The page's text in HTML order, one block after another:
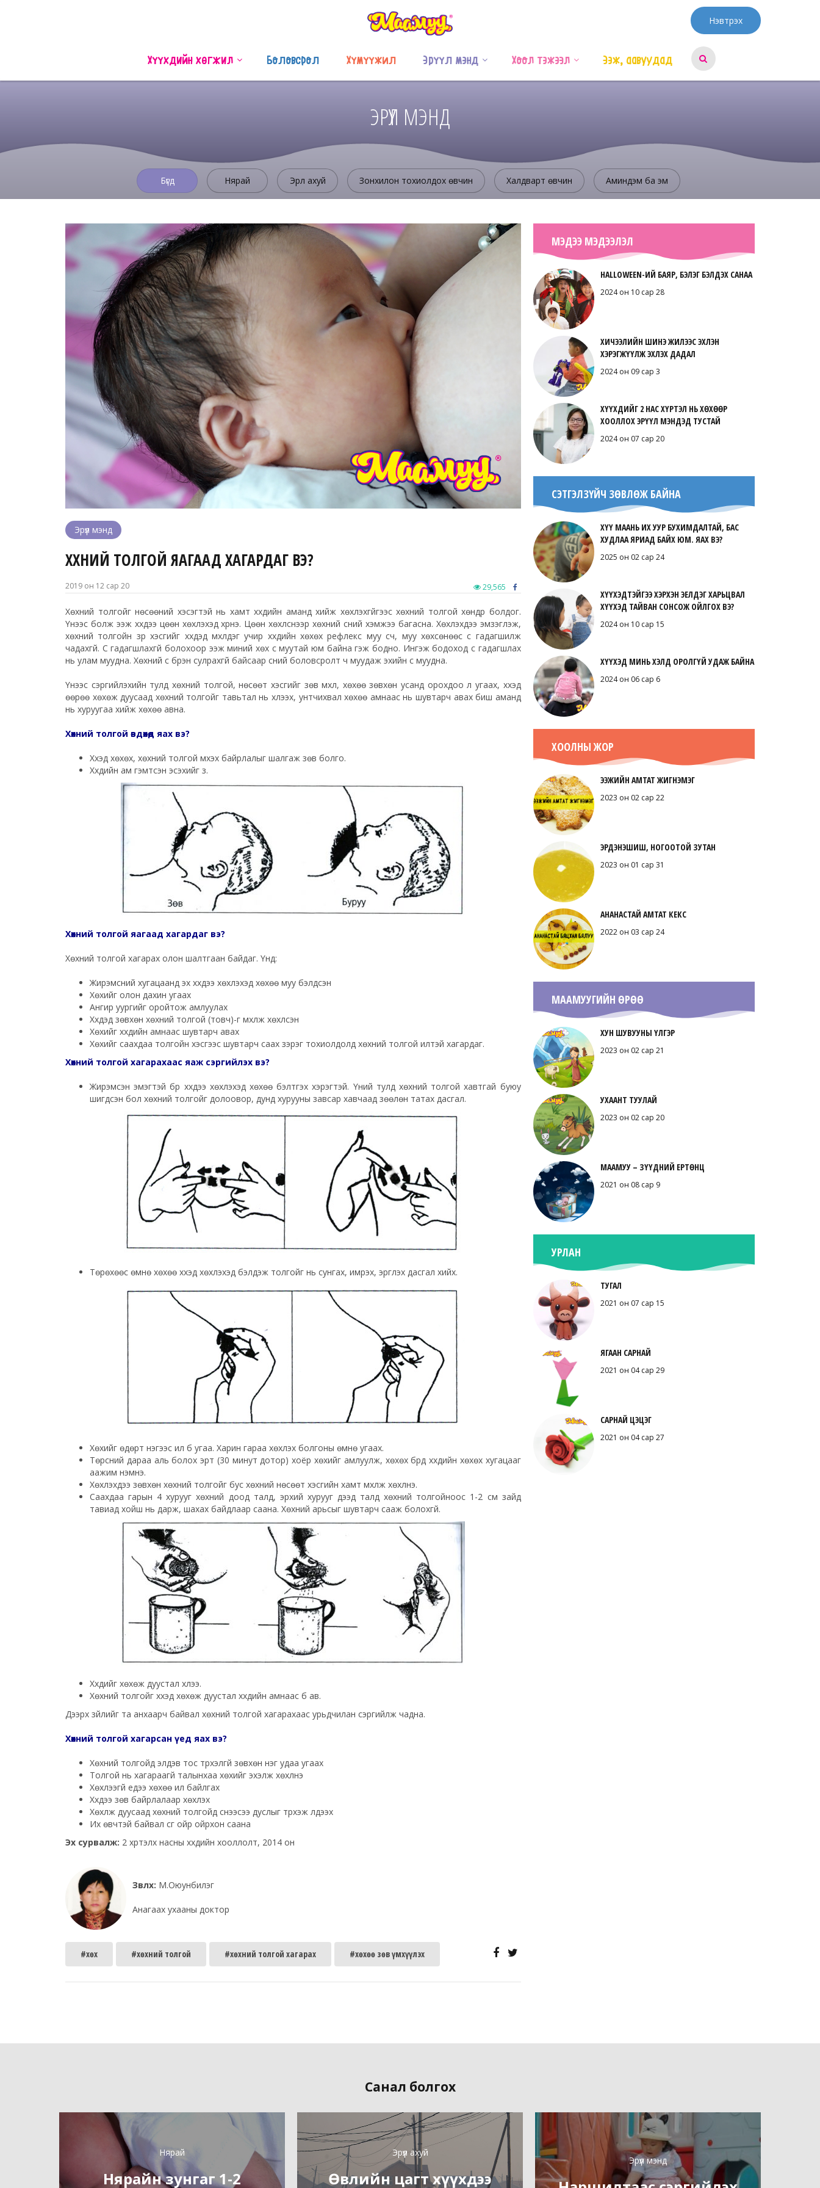
Нэвтрэх
Хүүхдийн хөгжил Боловсрол Хүмүүжил Эрүүл мэнд Хоол тэжээл Ээж, аавуудад
ЭРҮҮЛ МЭНД
Бүгд Нярай Эрүүл ахуй Зонхилон тохиолдох өвчин Халдварт өвчин Аминдэм ба эм
Эрүүл мэнд
ХӨХНИЙ ТОЛГОЙ ЯАГААД ХАГАРДАГ ВЭ?
2019 он 12 сар 20 29,565
Хөхний толгойг нөсөөний хэсэгтэй нь хамт хүүхдийн аманд хийж хөхүүлэхгүйгээс хөхний толгой хөндүүр болдог.
Үүнээс болж ээж хүүхдээ цөөн хөхүүлэхэд хүрнэ. Цөөн хөхүүлснээр хөхний сүүний хэмжээ багасна. Хөхүүлэхдээ эмзэглэж,
хөхний толгойн үзүүр хэсгийг хүүхдэд үмхүүлдэг учир хүүхдийн хөхөх рефлекс муу үүсч, муу хөхсөнөөс сүү гадагшилж
чадахгүй. Сүү гадагшлахгүй болохоор ээж миний хөх сүү муутай юм байна гэж бодно. Ингэж бодоход сүү гадагшлах
нь улам муудна. Хөхний сүү бүрэн сулрахгүй байсаар сүүний боловсролт ч муудаж эхийн сүү муудна.
Үүнээс сэргийлэхийн тулд хөхний толгой, нөсөөт хэсгийг зөв үмхүүл, хөхөө зөвхөн усанд орохдоо л угаах, хүүхэд
өөрөө хөхөж дуусаад хөхний толгойг тавьтал нь хүлээх, унтчихвал хөхөө амнаас нь шувтарч авах биш аманд
нь хуруугаа хийж хөхөө авна.
Хөхний толгой өвдөхөд яах вэ?
Хүүхэд хөхөх, хөхний толгой үмхэх байрлалыг шалгаж зөв болго.
Хүүхдийн ам гэмтсэн эсэхийг үз.
Хөхний толгой яагаад хагардаг вэ?
Хөхний толгой хагарах олон шалтгаан байдаг. Үүнд:
Жирэмсний хугацаанд эх хүүхдээ хөхүүлэхэд хөхөө муу бэлдсэн
Хөхийг олон дахин угаах
Ангир уургийг оройтож амлуулах
Хүүхдэд зөвхөн хөхний толгой (товч)-г үмхүүлж хөхүүлсэн
Хөхийг хүүхдийн амнаас шувтарч авах
Хөхийг саахдаа толгойн хэсгээс шувтарч саах зэрэг тохиолдолд хөхний толгой илүүтэй хагардаг.
Хөхний толгой хагарахаас яаж сэргийлэх вэ?
Жирэмсэн эмэгтэй бүр хүүхдээ хөхүүлэхэд хөхөө бэлтгэх хэрэгтэй. Үүний тулд хөхний толгой хавтгай буюу
шигдсэн бол хөхний толгойг долоовор, дунд хурууны завсар хавчаад зөөлөн татах дасгал.
Төрөхөөс өмнө хөхөө хүүхэд хөхүүлэхэд бэлдэж толгойг нь сунгах, имрэх, эргүүлэх дасгал хийх.
Хөхийг өдөрт нэгээс илүү бүү угаа. Харин гараа хөхүүлэх болгоны өмнө угаах.
Төрсний дараа аль болох эрт (30 минут дотор) хоёр хөхийг амлуулж, хөхөх бүрд хүүхдийн хөхөх хугацааг
аажим нэмнэ.
Хөхүүлэхдээ зөвхөн хөхний толгойг бус хөхний нөсөөт хэсгийн хамт үмхүүлж хөхүүлнэ.
Саахдаа гарын 4 хурууг хөхний доод талд, эрхий хурууг дээд талд хөхний толгойноос 1-2 см зайд
тавиад хойш нь дарж, шахах байдлаар саана. Хөхний арьсыг шувтарч сааж болохгүй.
Хүүхдийг хөхөж дуустал хүлээ.
Хөхний толгойг хүүхэд хөхөж дуустал хүүхдийн амнаас бүү ав.
Дээрх зүйлийг та анхаарч байвал хөхний толгой хагарахаас урьдчилан сэргийлж чадна.
Хөхний толгой хагарсан үед яах вэ?
Хөхний толгойд элдэв тос түрхэлгүй зөвхөн нэг удаа угаах
Толгой нь хагараагүй талынхаа хөхийг эхэлж хөхүүлнэ
Хөхүүлээгүй үедээ хөхөө ил байлгах
Хүүхдээ зөв байрлалаар хөхүүлэх
Хөхүүлж дуусаад хөхний толгойд сүүнээсээ дуслыг түрхэж үлдээх
Их өвчтэй байвал сүүг ойр ойрхон саана
Эх сурвалж: 2 хүртэлх насны хүүхдийн хооллолт, 2014 он
Зөвлөх: М.Оюунбилэг
Анагаах ухааны доктор
#хөх #хөхний толгой #хөхний толгой хагарах #хөхөө зөв үмхүүлэх
МЭДЭЭ МЭДЭЭЛЭЛ
HALLOWEEN-ИЙ БАЯР, БЭЛЭГ БЭЛДЭХ САНАА
2024 он 10 сар 28
ХИЧЭЭЛИЙН ШИНЭ ЖИЛЭЭС ЭХЛЭН
ХЭРЭГЖҮҮЛЖ ЭХЛЭХ ДАДАЛ
2024 он 09 сар 3
ХҮҮХДИЙГ 2 НАС ХҮРТЭЛ НЬ ХӨХӨӨР
ХООЛЛОХ ЭРҮҮЛ МЭНДЭД ТУСТАЙ
2024 он 07 сар 20
СЭТГЭЛЗҮЙЧ ЗӨВЛӨЖ БАЙНА
ХҮҮ МААНЬ ИХ УУР БУХИМДАЛТАЙ, БАС
ХУДЛАА ЯРИАД БАЙХ ЮМ. ЯАХ ВЭ?
2025 он 02 сар 24
ХҮҮХЭДТЭЙГЭЭ ХЭРХЭН ЭЕЛДЭГ ХАРЬЦВАЛ
ХҮҮХЭД ТАЙВАН СОНСОЖ ОЙЛГОХ ВЭ?
2024 он 10 сар 15
ХҮҮХЭД МИНЬ ХЭЛД ОРОЛГҮЙ УДАЖ БАЙНА
2024 он 06 сар 6
ХООЛНЫ ЖОР
ЭЭЖИЙН АМТАТ ЖИГНЭМЭГ
2023 он 02 сар 22
ЭРДЭНЭШИШ, НОГООТОЙ ЗУТАН
2023 он 01 сар 31
АНАНАСТАЙ АМТАТ КЕКС
2022 он 03 сар 24
МААМУУГИЙН ӨРӨӨ
ХУН ШУВУУНЫ ҮЛГЭР
2023 он 02 сар 21
УХААНТ ТУУЛАЙ
2023 он 02 сар 20
МААМУУ – ЗҮҮДНИЙ ЕРТӨНЦ
2021 он 08 сар 9
УРЛАН
ТУГАЛ
2021 он 07 сар 15
ЯГААН САРНАЙ
2021 он 04 сар 29
САРНАЙ ЦЭЦЭГ
2021 он 04 сар 27
Санал болгох
Нярай
Нярайн зунгаг 1-2
Эрүүл ахуй
Өвлийн цагт хүүхдээ
Эрүүл мэнд